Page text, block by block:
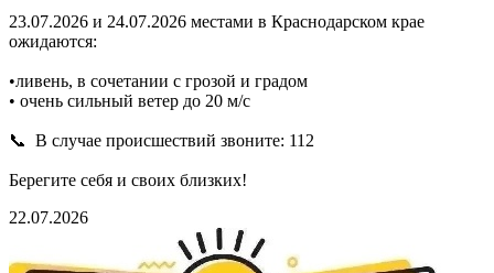
23.07.2026 и 24.07.2026 местами в Краснодарском крае
ожидаются:
•ливень, в сочетании с грозой и градом
• очень сильный ветер до 20 м/с
📞 В случае происшествий звоните: 112
Берегите себя и своих близких!
22.07.2026